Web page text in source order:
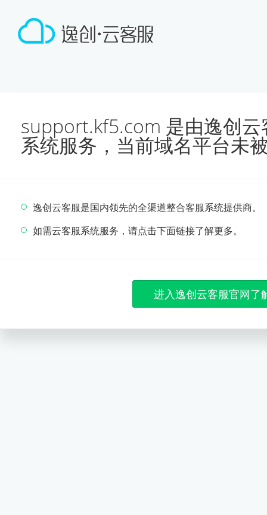
support.kf5.com 是由逸创
系统服务，当前域名平台未
逸创云客服是国内领先的全渠道整合客服系统提供商。
如需云客服系统服务，请点击下面链接了解更多。
进入逸创云客服官网了